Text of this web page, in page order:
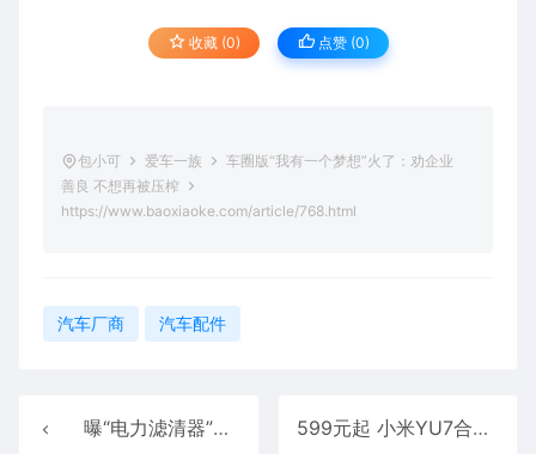
收藏 (0) 点赞 (0)
包小可 爱车一族
车圈版“我有一个梦想”火了：劝企业
善良 不想再被压榨
https://www.baoxiaoke.com/article/768.html
汽车厂商 汽车配件
曝“电力滤清器”问世 网友嘲讽！真相曝光根本不是那回事 599元起 小米YU7合金车模发布：1:18比例 四轮避震超还原